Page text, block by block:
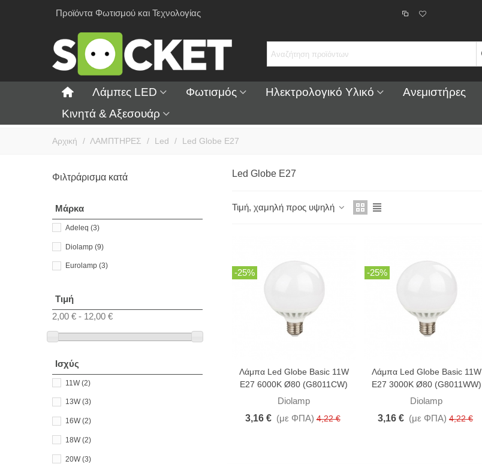
Προϊόντα Φωτισμού και Τεχνολογίας
Λάμπες LED Φωτισμός Ηλεκτρολογικό Υλικό Ανεμιστήρες
Κινητά & Αξεσουάρ
Αρχική / ΛΑΜΠΤΗΡΕΣ / Led / Led Globe E27
Φιλτράρισμα κατά
Μάρκα
Adeleq (3)
Diolamp (9)
Eurolamp (3)
Τιμή
2,00 € - 12,00 €
Ισχύς
11W(2)
13W(3)
16W(2)
18W(2)
20W(3)
Led Globe E27
Τιμή, χαμηλή προς υψηλή
-25%
Λάμπα Led Globe Basic 11W
E27 6000K Ø80 (G8011CW)
Diolamp
3,16 € (με ΦΠΑ) 4,22 €
-25%
Λάμπα Led Globe Basic 11W
E27 3000K Ø80 (G8011WW)
Diolamp
3,16 € (με ΦΠΑ) 4,22 €